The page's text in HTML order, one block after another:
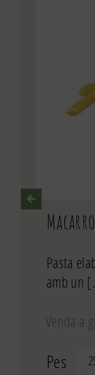
Pasta
amb un
Venda a
Pes